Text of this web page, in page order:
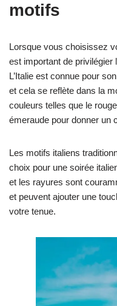
motifs
Lorsque vous choisissez
est important de
L’Italie est connue pour
et cela se reflète dans la
couleurs telles que le
émeraude pour donner un
Les motifs italiens
choix pour une soirée
et les rayures sont
et peuvent ajouter une
votre tenue.